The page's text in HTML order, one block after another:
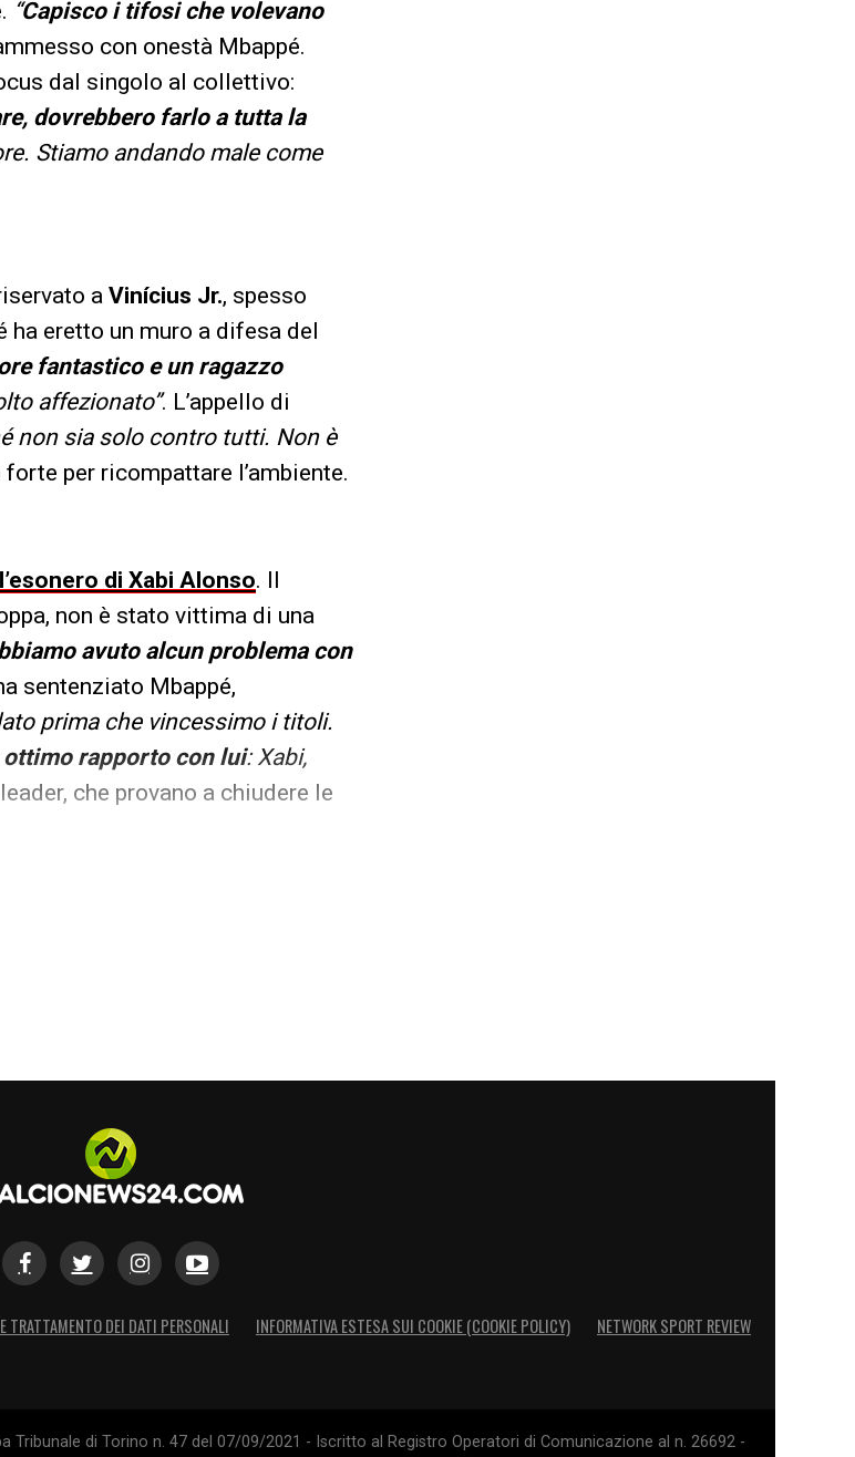
“Capisco i tifosi che volevano
con onestà Mbappé.
dal singolo al collettivo:
dovrebbero farlo a tutta la
Stiamo andando male come
a Vinícius Jr., spesso
eretto un muro a difesa del
fantastico e un ragazzo
affezionato”. L’appello di
non sia solo contro tutti. Non è
per ricompattare l’ambiente.
di Xabi Alonso. Il
non è stato vittima di una
avuto alcun problema con
sentenziato Mbappé,
prima che vincessimo i titoli.
ottimo rapporto con lui: Xabi,
che provano a chiudere le
TRATTAMENTO DEI DATI PERSONALI INFORMATIVA ESTESA SUI COOKIE (COOKIE POLICY) NETWORK SPORT REVIEW
di Torino n. 47 del 07/09/2021 - Iscritto al Registro Operatori di Comunicazione al n. 26692 -